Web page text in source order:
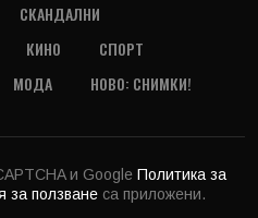
СКАНДАЛНИ
КИНО
СПОРТ
МОДА
НОВО: СНИМКИ!
и Google Политика за
за ползване са приложени.